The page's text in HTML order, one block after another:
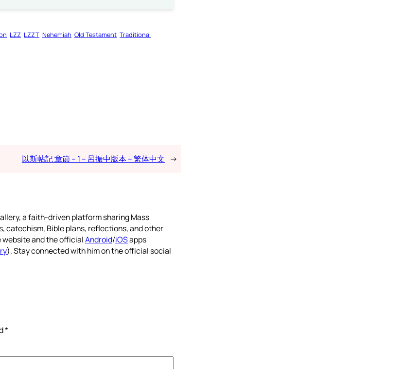
LZZ LZZT Nehemiah Old Testament Traditional
以斯帖記 章節 – 1 – 呂振中版本 – 繁体中文 →
a faith-driven platform sharing Mass
catechism, Bible plans, reflections, and other
website and the officialAndroid/iOSapps
). Stay connected with him on the official social
*